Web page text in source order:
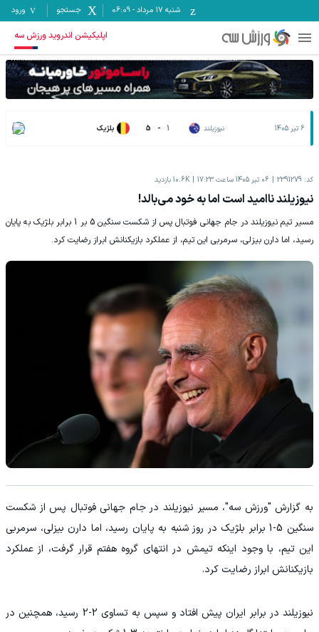
شنبه ۱۷ مرداد -
06:09 جستجو ورود
اپلیکیشن اندروید ورزش سه
6 تیر 1405 نیوزیلند 1
-
5 بلژیک
کد: 2391279 06 تیر 1405 ساعت 17:23 10.6K بازدید
نیوزیلند ناامید است اما به خود می‌بالد!
مسیر تیم نیوزیلند در جام جهانی فوتبال پس از شکست سنگین 5 بر 1 برابر بلژیک به پایان
رسید، اما دارن بیزلی، سرمربی این تیم، از عملکرد بازیکنانش ابراز رضایت کرد.
به گزارش "ورزش سه"، مسیر نیوزیلند در جام جهانی فوتبال پس از شکست
سنگین 5-1 برابر بلژیک در روز شنبه به پایان رسید، اما دارن بیزلی، سرمربی
این تیم، با وجود اینکه تیمش در انتهای گروه هفتم قرار گرفت، از عملکرد
بازیکنانش ابراز رضایت کرد.
نیوزیلند در برابر ایران پیش افتاد و سپس به تساوی 2-2 رسید، همچنین در